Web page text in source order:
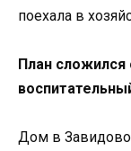
поехала в
План сложился
Дом в Завидово